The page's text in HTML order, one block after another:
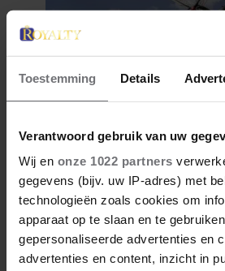
Toestemming Details
Verantwoord gebruik van uw
Wij en onze 1022 partners
gegevens (bijv. uw IP-adres) met
technologieën zoals cookies om
apparaat op te slaan en te
gepersonaliseerde advertenties en
advertenties en content, inzicht in
27 april 2026
DOKKUM PAKT UIT
KONINGSPAAR
KONINGSDAG 2026